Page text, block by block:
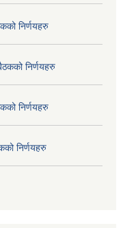
निर्णयहरु
निर्णयहरु
निर्णयहरु
निर्णयहरु